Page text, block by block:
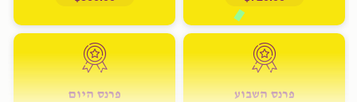
פרנס השבוע פרנס היום